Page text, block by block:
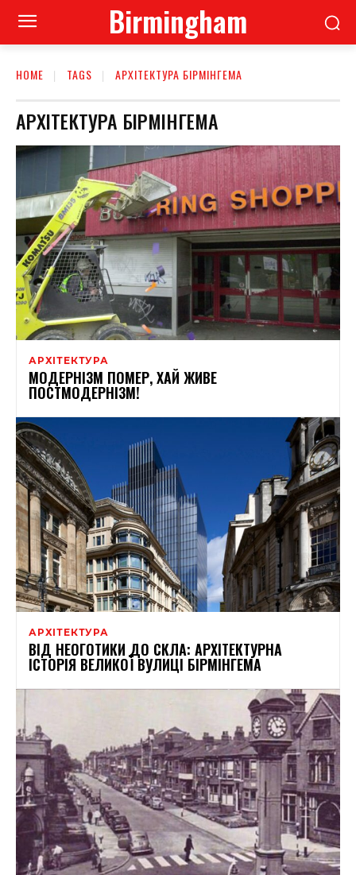
Birmingham
HOME TAGS АРХІТЕКТУРА БІРМІНГЕМА
АРХІТЕКТУРА БІРМІНГЕМА
АРХІТЕКТУРА
МОДЕРНІЗМ ПОМЕР, ХАЙ ЖИВЕ
ПОСТМОДЕРНІЗМ!
АРХІТЕКТУРА
ВІД НЕОГОТИКИ ДО СКЛА: АРХІТЕКТУРНА
ІСТОРІЯ ВЕЛИКОЇ ВУЛИЦІ БІРМІНГЕМА